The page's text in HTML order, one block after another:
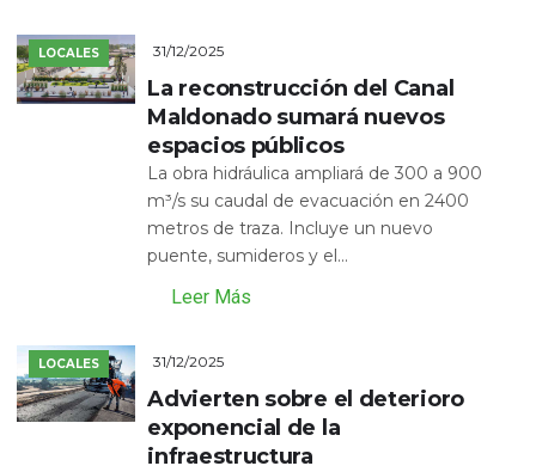
LOCALES 31/12/2025
La reconstrucción del Canal
Maldonado sumará nuevos
espacios públicos
La obra hidráulica ampliará de 300 a 900
m³/s su caudal de evacuación en 2400
metros de traza. Incluye un nuevo
puente, sumideros y el...
Leer Más
LOCALES 31/12/2025
Advierten sobre el deterioro
exponencial de la
infraestructura